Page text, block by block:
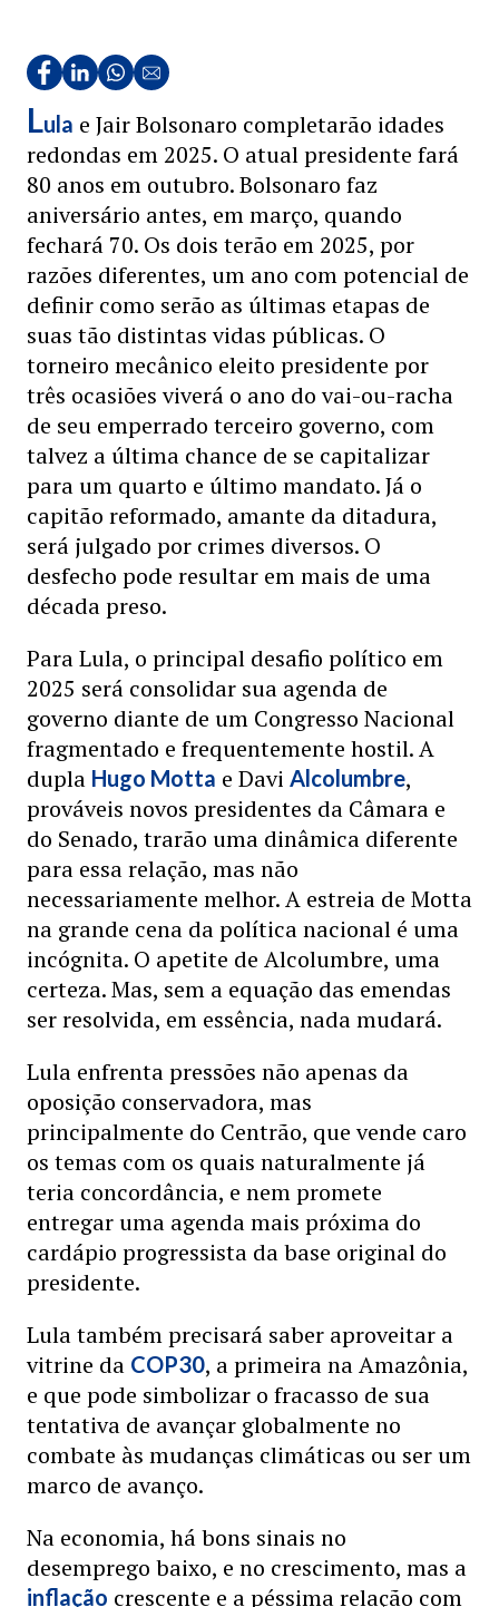
Lula e Jair Bolsonaro completarão idades
redondas em 2025. O atual presidente fará
80 anos em outubro. Bolsonaro faz
aniversário antes, em março, quando
fechará 70. Os dois terão em 2025, por
razões diferentes, um ano com potencial de
definir como serão as últimas etapas de
suas tão distintas vidas públicas. O
torneiro mecânico eleito presidente por
três ocasiões viverá o ano do vai-ou-racha
de seu emperrado terceiro governo, com
talvez a última chance de se capitalizar
para um quarto e último mandato. Já o
capitão reformado, amante da ditadura,
será julgado por crimes diversos. O
desfecho pode resultar em mais de uma
década preso.
Para Lula, o principal desafio político em
2025 será consolidar sua agenda de
governo diante de um Congresso Nacional
fragmentado e frequentemente hostil. A
dupla Hugo Motta e Davi Alcolumbre,
prováveis novos presidentes da Câmara e
do Senado, trarão uma dinâmica diferente
para essa relação, mas não
necessariamente melhor. A estreia de Motta
na grande cena da política nacional é uma
incógnita. O apetite de Alcolumbre, uma
certeza. Mas, sem a equação das emendas
ser resolvida, em essência, nada mudará.
Lula enfrenta pressões não apenas da
oposição conservadora, mas
principalmente do Centrão, que vende caro
os temas com os quais naturalmente já
teria concordância, e nem promete
entregar uma agenda mais próxima do
cardápio progressista da base original do
presidente.
Lula também precisará saber aproveitar a
vitrine da COP30, a primeira na Amazônia,
e que pode simbolizar o fracasso de sua
tentativa de avançar globalmente no
combate às mudanças climáticas ou ser um
marco de avanço.
Na economia, há bons sinais no
desemprego baixo, e no crescimento, mas a
inflação crescente e a péssima relação com